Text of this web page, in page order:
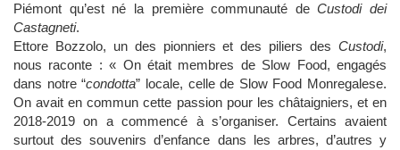
Piémont qu’est né la première communauté deCustodi dei
Castagneti.
Ettore Bozzolo, un des pionniers et des piliers des Custodi,
nous raconte : « On était membres de Slow Food, engagés
dans notre “condotta” locale, celle de Slow Food Monregalese.
On avait en commun cette passion pour les châtaigniers, et en
2018-2019 on a commencé à s’organiser. Certains avaient
surtout des souvenirs d’enfance dans les arbres, d’autres y